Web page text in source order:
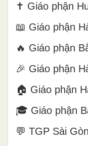
✝️ Giáo phận
📖 Giáo phận
🔥 Giáo phận
🎉 Giáo phận
🏠 Giáo phận
🎓 Giáo phận
💬 TGP Sài